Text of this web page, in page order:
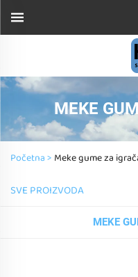
MEKE
Početna > Meke gume za
SVE PROIZVODA
MEKE